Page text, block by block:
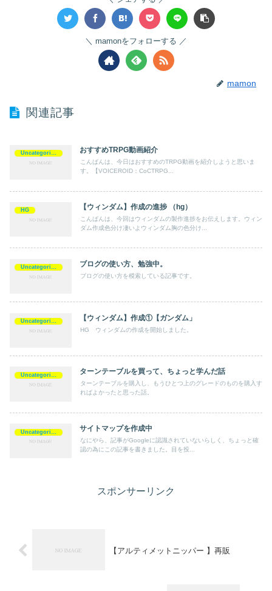
mamonをフォローする
mamon
関連記事
Uncategorized おすすめTRPG動画紹介
こんばんは、今日はおすすめのTRPG動画を紹介しようと思いま
す。【VOICEROID：CoCTRPG...
HG 【ウィンダム】作成の進捗 （hg）
こんばんは、今回はウィンダムの製作進捗をお伝えします。ウィン
ダム作成色分け凄いよウィンダム胸の色分け...
Uncategorized ブログの使い方、勉強中。
ブログの使い方を模索している記事です。
【ウィンダム】作成①【ガンダム」
HG ウィンダムの作成を開始しました。
ターンテーブルを買って、ちょっと学んだ話
ターンテーブルを購入し、もうひとつ上のグレードのものを購入す
ればよかったと思った話。
サイトマップを作成中
なにやら、記事がGoogleに認識されていないらしく、ちょっと確
認の為にこの記事を書きました。目を投...
スポンサーリンク
【アルティメットニッパー 】再販